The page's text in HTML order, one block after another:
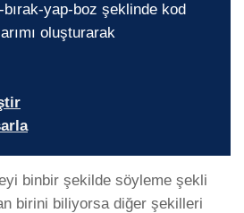
yap-boz şeklinde kod
oluşturarak
binbir şekilde söyleme şekli
birini biliyorsa diğer şekilleri